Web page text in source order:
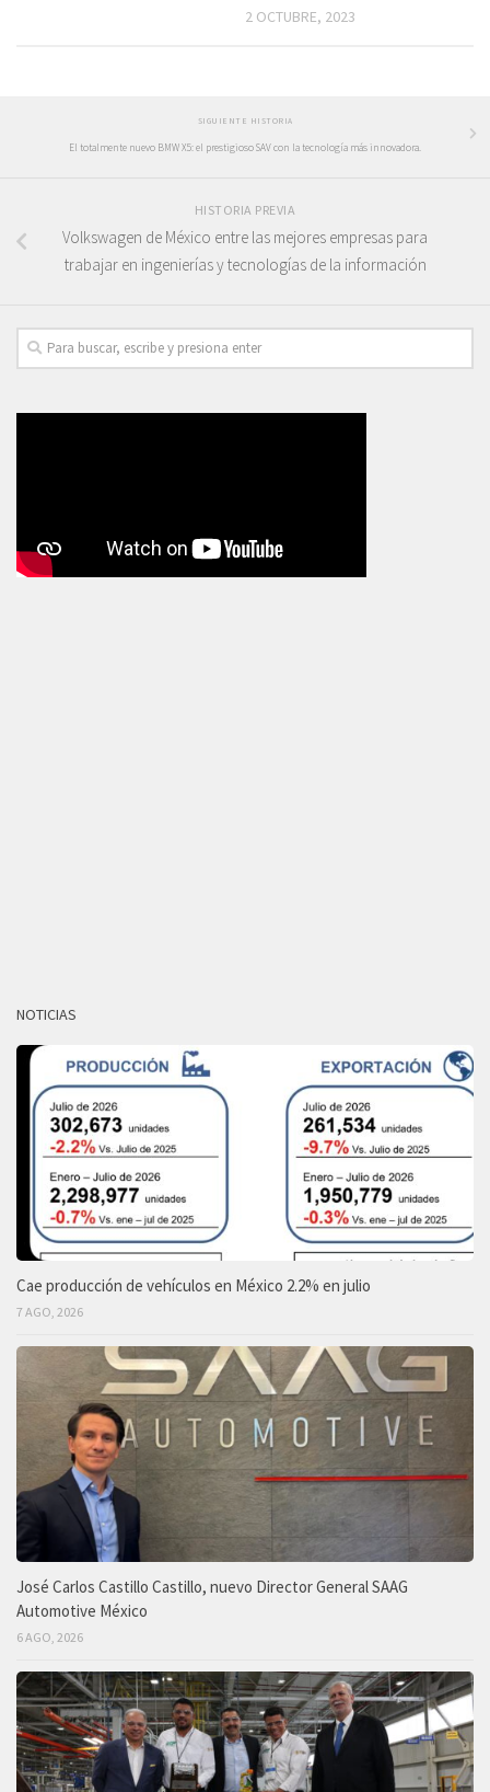
2 OCTUBRE, 2023
SIGUIENTE HISTORIA
El totalmente nuevo BMW X5: el prestigioso SAV con la tecnología más innovadora.
HISTORIA PREVIA
Volkswagen de México entre las mejores empresas para
trabajar en ingenierías y tecnologías de la información
NOTICIAS
Cae producción de vehículos en México 2.2% en julio
7 AGO, 2026
José Carlos Castillo Castillo, nuevo Director General SAAG
Automotive México
6 AGO, 2026